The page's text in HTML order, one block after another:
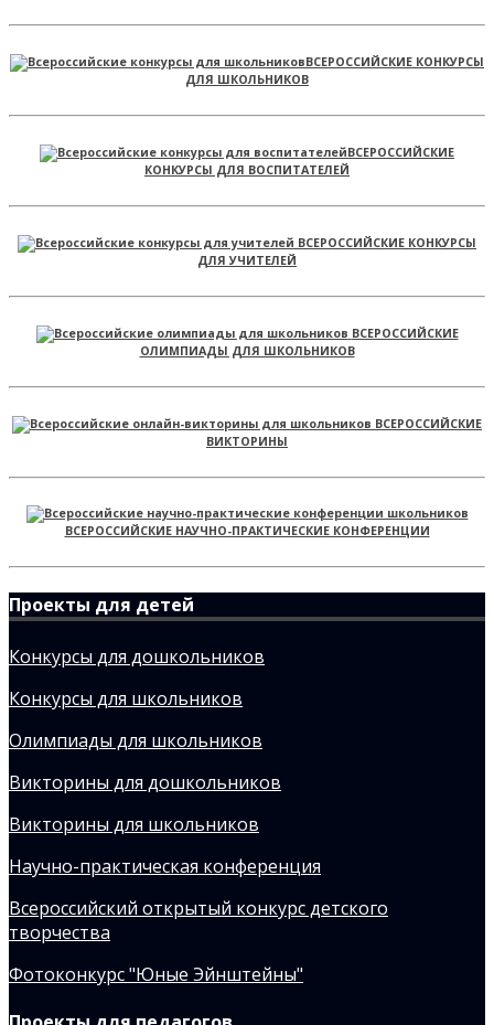
ВСЕРОССИЙСКИЕ КОНКУРСЫ
ДЛЯ ШКОЛЬНИКОВ
ВСЕРОССИЙСКИЕ
КОНКУРСЫ ДЛЯ ВОСПИТАТЕЛЕЙ
ВСЕРОССИЙСКИЕ КОНКУРСЫ
ДЛЯ УЧИТЕЛЕЙ
ВСЕРОССИЙСКИЕ
ОЛИМПИАДЫ ДЛЯ ШКОЛЬНИКОВ
ВСЕРОССИЙСКИЕ
ВИКТОРИНЫ
ВСЕРОССИЙСКИЕ НАУЧНО-ПРАКТИЧЕСКИЕ КОНФЕРЕНЦИИ
Проекты для детей
Конкурсы для дошкольников
Конкурсы для школьников
Олимпиады для школьников
Викторины для дошкольников
Викторины для школьников
Научно-практическая конференция
Всероссийский открытый конкурс детского
творчества
Фотоконкурс "Юные Эйнштейны"